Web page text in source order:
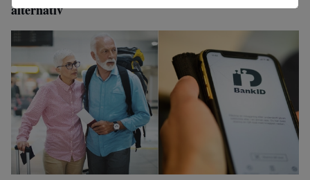
alternativ